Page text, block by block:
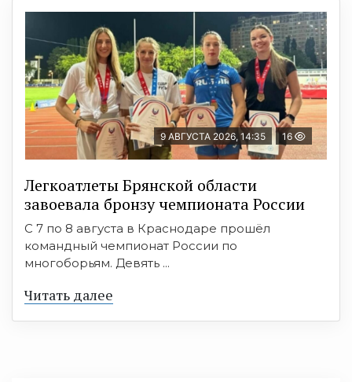
9 АВГУСТА 2026, 14:35 16
Легкоатлеты Брянской области
завоевала бронзу чемпионата России
С 7 по 8 августа в Краснодаре прошёл
командный чемпионат России по
многоборьям. Девять ...
Читать далее